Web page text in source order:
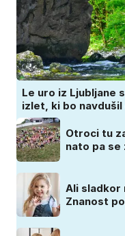
Le uro iz Ljubljane
izlet, ki bo
Otroci tu
nato pa se
Ali sladkor
Znanost